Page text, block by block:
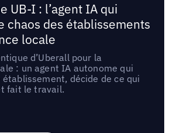
UB-I : l’agent IA qui
chaos des établissements
locale
d’Uberall pour la
: un agent IA autonome qui
décide de ce qui
fait le travail.